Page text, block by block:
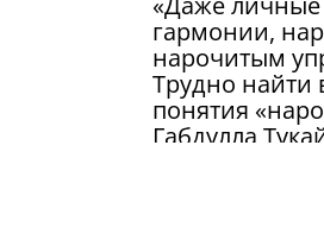
гармонии,
нарочитым
Трудно найти
понятия
Габдулла